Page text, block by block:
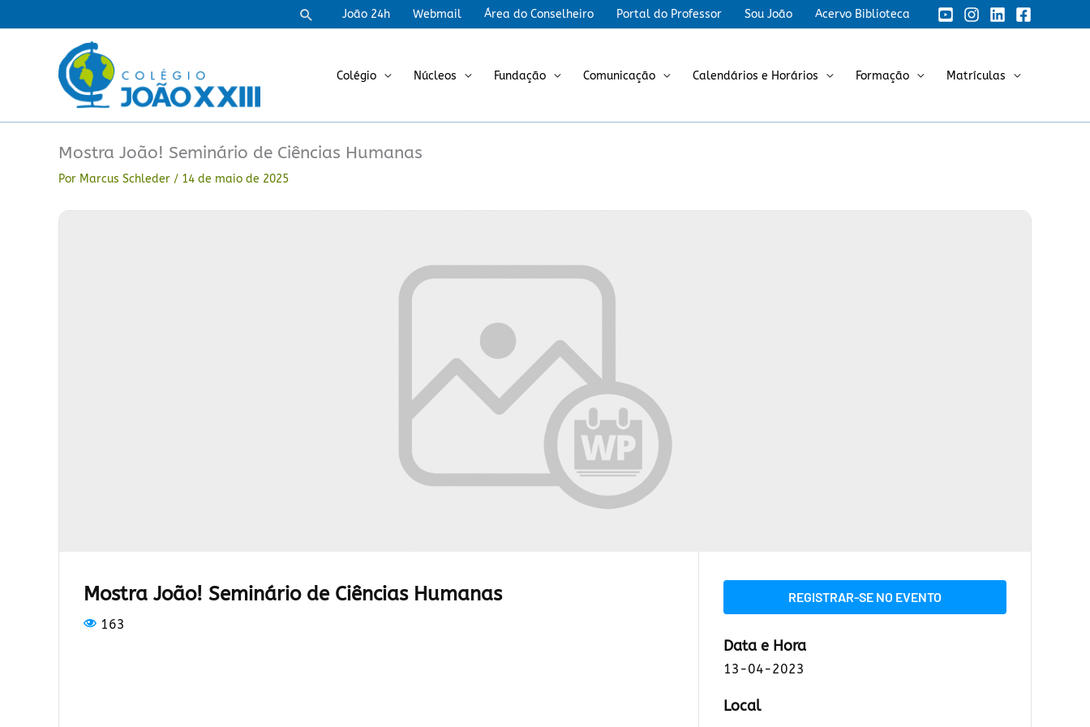
para
PesquisarJoão 24h Webmail Área do Conselheiro Portal do Professor Sou João Acervo Biblioteca
Colégio Núcleos Fundação Comunicação Calendários e Horários Formação Matrículas
Mostra João! Seminário de Ciências Humanas
Por Marcus Schleder / 14 de maio de 2025
Mostra João! Seminário de Ciências Humanas
163
REGISTRAR-SE NO EVENTO
Data e Hora
13-04-2023
Local